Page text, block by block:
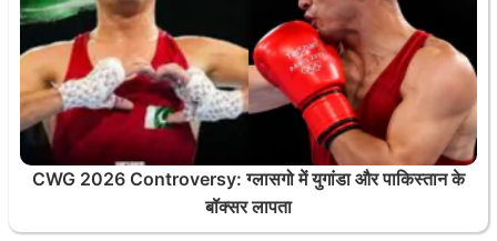
CWG 2026 Controversy: ग्लासगो में युगांडा और पाकिस्तान के
बॉक्सर लापता